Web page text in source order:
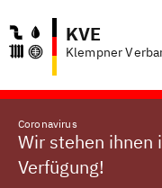
KVE
Klempner
Coronavirus
Wir stehen ihnen
Verfügung!